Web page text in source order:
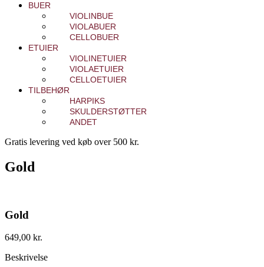
BUER
VIOLINBUE
VIOLABUER
CELLOBUER
ETUIER
VIOLINETUIER
VIOLAETUIER
CELLOETUIER
TILBEHØR
HARPIKS
SKULDERSTØTTER
ANDET
Gratis levering ved køb over 500 kr.
Gold
Gold
649,00 kr.
Beskrivelse